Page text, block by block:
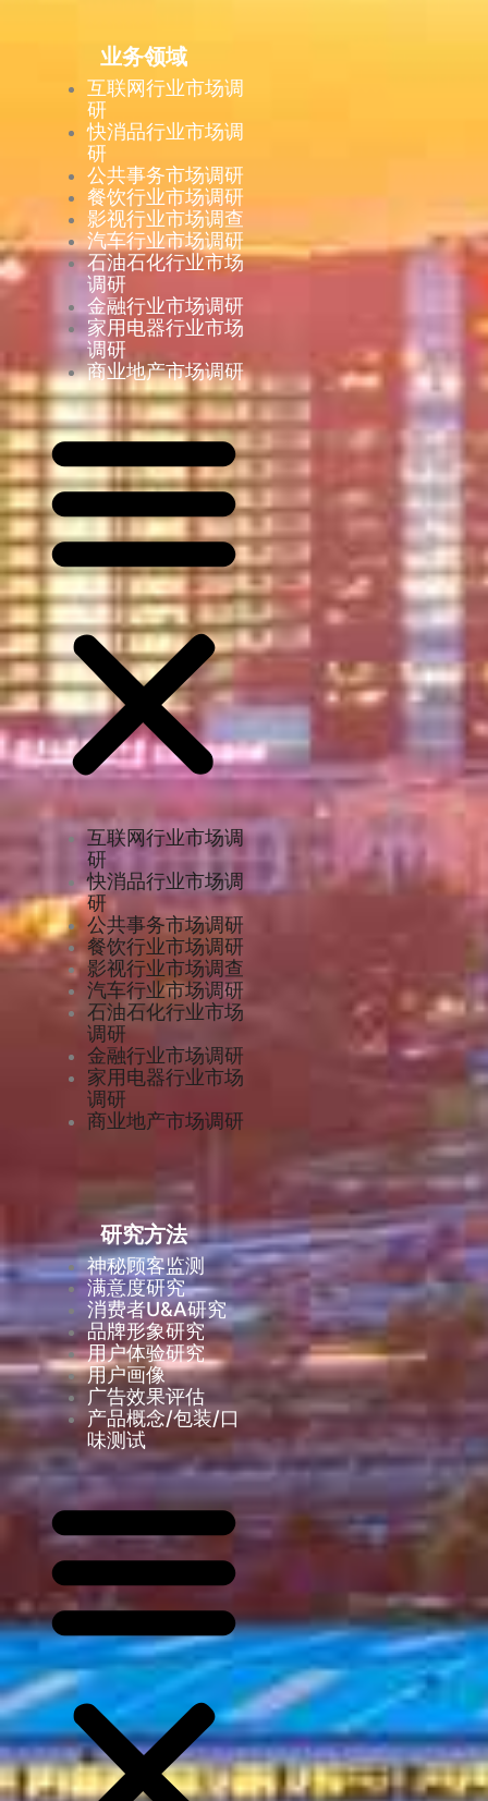
业务领域
互联网行业市场调
研
快消品行业市场调
研
公共事务市场调研
餐饮行业市场调研
影视行业市场调查
汽车行业市场调研
石油石化行业市场
调研
金融行业市场调研
家用电器行业市场
调研
商业地产市场调研
互联网行业市场调
研
快消品行业市场调
研
公共事务市场调研
餐饮行业市场调研
影视行业市场调查
汽车行业市场调研
石油石化行业市场
调研
金融行业市场调研
家用电器行业市场
调研
商业地产市场调研
研究方法
神秘顾客监测
满意度研究
消费者U&A研究
品牌形象研究
用户体验研究
用户画像
广告效果评估
产品概念/包装/口
味测试